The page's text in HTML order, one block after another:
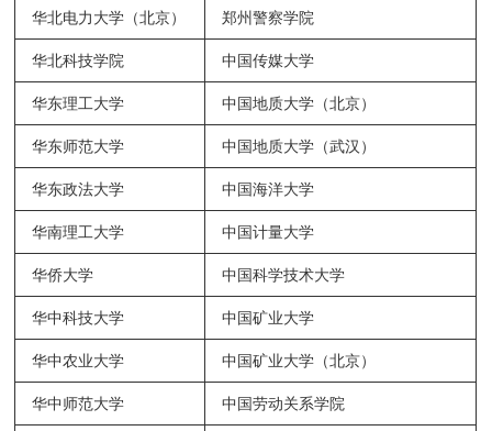
华北电力大学（北京） 郑州警察学院
华北科技学院 中国传媒大学
华东理工大学 中国地质大学（北京）
华东师范大学 中国地质大学（武汉）
华东政法大学 中国海洋大学
华南理工大学 中国计量大学
华侨大学 中国科学技术大学
华中科技大学 中国矿业大学
华中农业大学 中国矿业大学（北京）
华中师范大学 中国劳动关系学院